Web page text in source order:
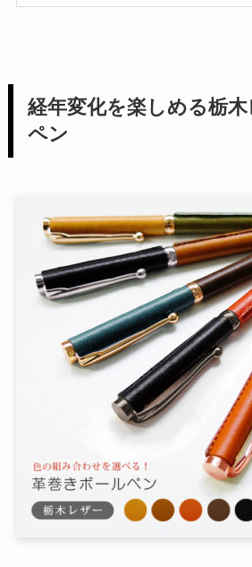
経年変化を楽しめる栃
ペン